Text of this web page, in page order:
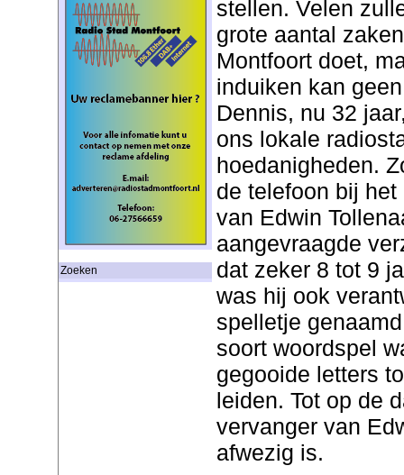
Zoeken
stellen. Velen
grote aantal
Montfoort doet,
induiken kan
Dennis, nu 32
ons lokale
hoedanigheden.
de telefoon bij
van Edwin
aangevraagde
dat zeker 8 tot 9
was hij ook
spelletje
soort woordspel
gegooide letters
leiden. Tot op de
vervanger van
afwezig is.